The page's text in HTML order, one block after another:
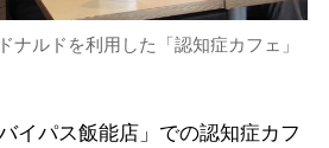
ナルドを利用した「認知症カフェ」
イパス飯能店」での認知症カフ